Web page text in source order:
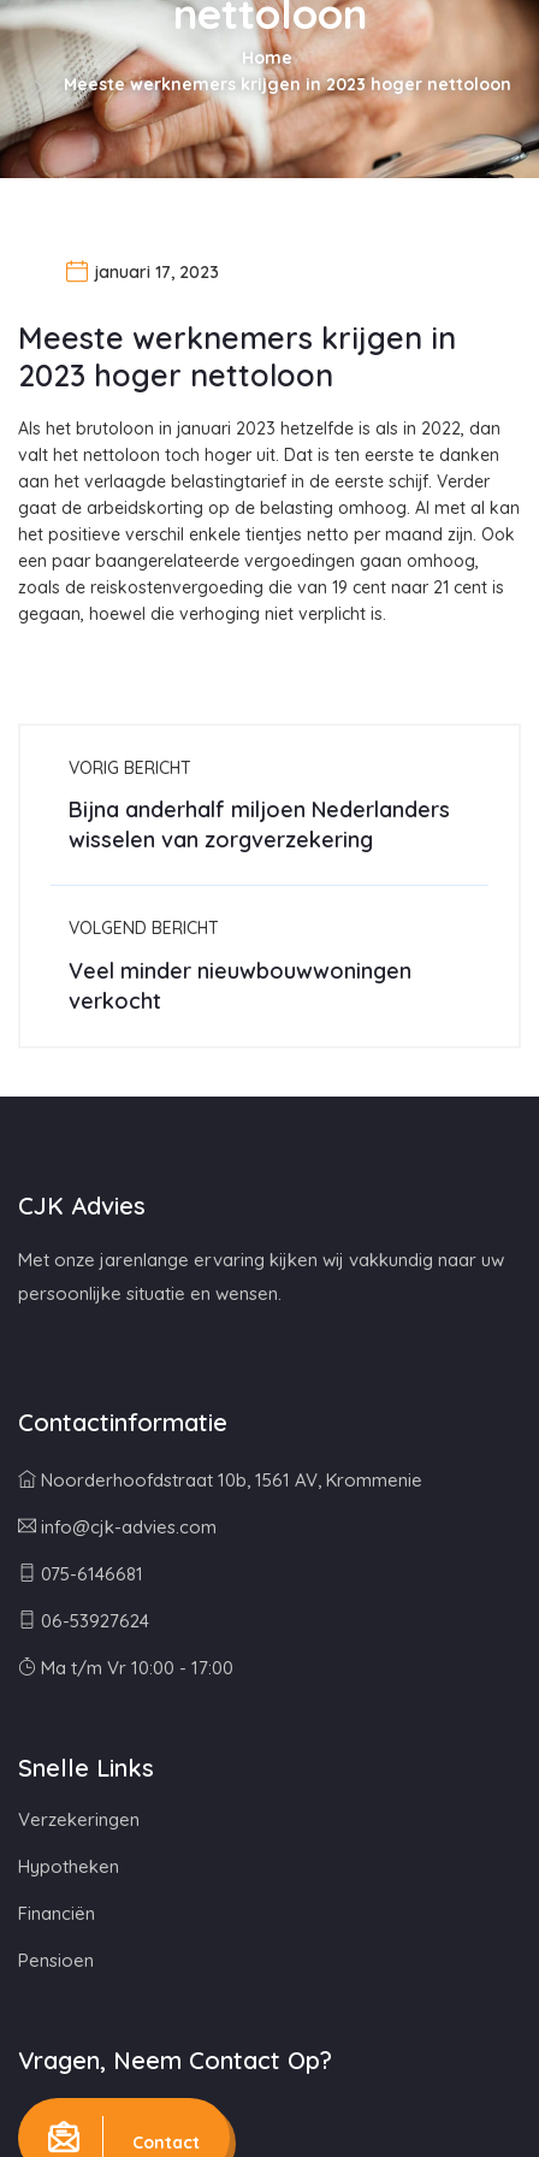
nettoloon
Home
Meeste werknemers krijgen in 2023 hoger nettoloon
januari 17, 2023
Meeste werknemers krijgen in
2023 hoger nettoloon
Als het brutoloon in januari 2023 hetzelfde is als in 2022, dan
valt het nettoloon toch hoger uit. Dat is ten eerste te danken
aan het verlaagde belastingtarief in de eerste schijf. Verder
gaat de arbeidskorting op de belasting omhoog. Al met al kan
het positieve verschil enkele tientjes netto per maand zijn. Ook
een paar baangerelateerde vergoedingen gaan omhoog,
zoals de reiskostenvergoeding die van 19 cent naar 21 cent is
gegaan, hoewel die verhoging niet verplicht is.
VORIG BERICHT
Bijna anderhalf miljoen Nederlanders
wisselen van zorgverzekering
VOLGEND BERICHT
Veel minder nieuwbouwwoningen
verkocht
CJK Advies
Met onze jarenlange ervaring kijken wij vakkundig naar uw
persoonlijke situatie en wensen.
Contactinformatie
Noorderhoofdstraat 10b, 1561 AV, Krommenie
info@cjk-advies.com
075-6146681
06-53927624
Ma t/m Vr 10:00 - 17:00
Snelle Links
Verzekeringen
Hypotheken
Financiën
Pensioen
Vragen, Neem Contact Op?
Contact